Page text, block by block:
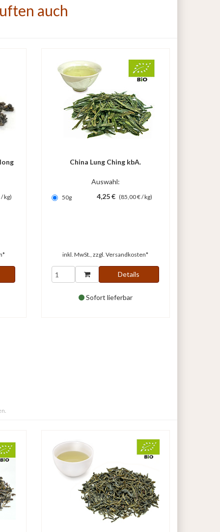
auch
kg)
China Lung Ching kbA.
Auswahl:
50g 4,25 € (85,00 € / kg)
inkl. MwSt., zzgl.Versandkosten*
Details
Sofort lieferbar